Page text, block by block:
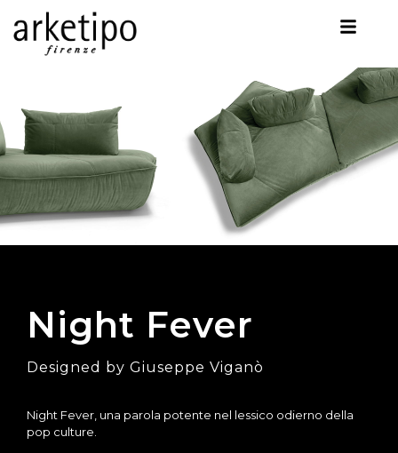
Night Fever
Designed by Giuseppe Viganò
Night Fever, una parola potente nel lessico odierno della
pop culture.